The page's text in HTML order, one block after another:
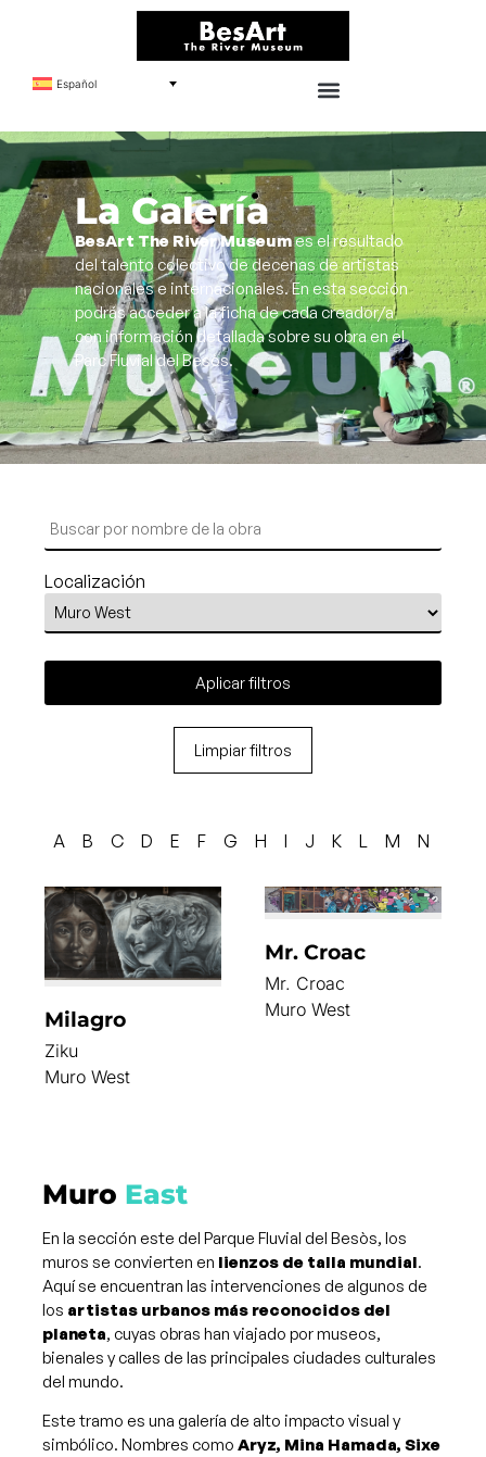
Español
La Galería
BesArt The River Museumes el resultado
del talento colectivo de decenas de artistas
nacionales e internacionales. En esta sección
podrás acceder a la ficha de cada creador/a
con información detallada sobre su obra en el
Parc Fluvial del Besòs.
Localización
Aplicar filtros
Limpiar filtros
A B C D E F G H I J K L M N
Milagro
Ziku
Muro West
Mr. Croac
Mr. Croac
Muro West
En la sección este del Parque Fluvial del Besòs, los
muros se convierten en lienzos de talla mundial.
Aquí se encuentran las intervenciones de algunos de
los artistas urbanos más reconocidos del
planeta, cuyas obras han viajado por museos,
bienales y calles de las principales ciudades culturales
del mundo.
Este tramo es una galería de alto impacto visual y
simbólico. Nombres como Aryz, Mina Hamada, Sixe
Muro East